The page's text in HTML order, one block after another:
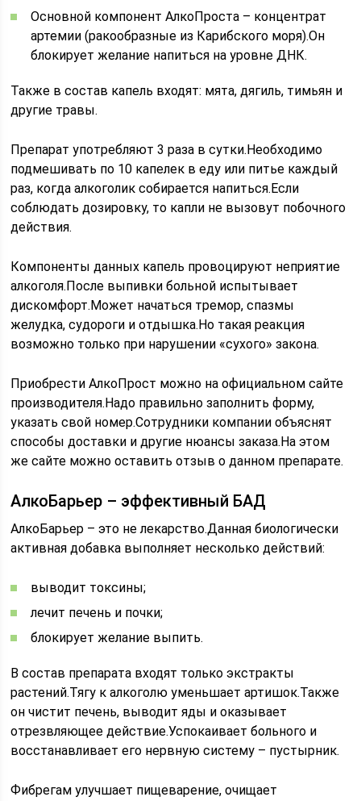
Основной компонент АлкоПроста – концентрат
артемии (ракообразные из Карибского моря).Он
блокирует желание напиться на уровне ДНК.
Также в состав капель входят: мята, дягиль, тимьян и
другие травы.
Препарат употребляют 3 раза в сутки.Необходимо
подмешивать по 10 капелек в еду или питье каждый
раз, когда алкоголик собирается напиться.Если
соблюдать дозировку, то капли не вызовут побочного
действия.
Компоненты данных капель провоцируют неприятие
алкоголя.После выпивки больной испытывает
дискомфорт.Может начаться тремор, спазмы
желудка, судороги и отдышка.Но такая реакция
возможно только при нарушении «сухого» закона.
Приобрести АлкоПрост можно на официальном сайте
производителя.Надо правильно заполнить форму,
указать свой номер.Сотрудники компании объяснят
способы доставки и другие нюансы заказа.На этом
же сайте можно оставить отзыв о данном препарате.
АлкоБарьер – эффективный БАД
АлкоБарьер – это не лекарство.Данная биологически
активная добавка выполняет несколько действий:
выводит токсины;
лечит печень и почки;
блокирует желание выпить.
В состав препарата входят только экстракты
растений.Тягу к алкоголю уменьшает артишок.Также
он чистит печень, выводит яды и оказывает
отрезвляющее действие.Успокаивает больного и
восстанавливает его нервную систему – пустырник.
Фибрегам улучшает пищеварение, очищает